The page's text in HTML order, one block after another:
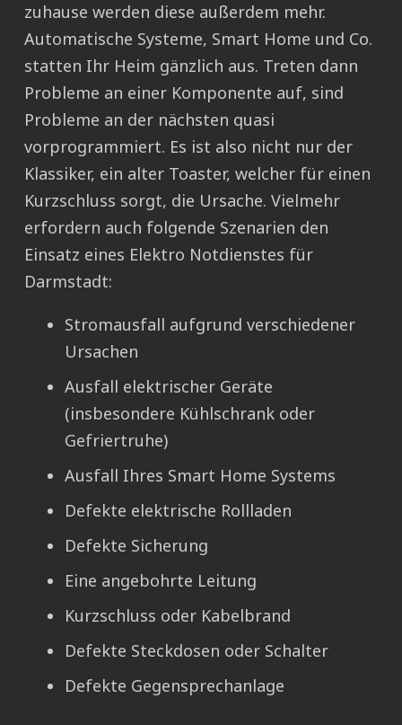
zuhause werden diese außerdem mehr.
Automatische Systeme, Smart Home und Co.
statten Ihr Heim gänzlich aus. Treten dann
Probleme an einer Komponente auf, sind
Probleme an der nächsten quasi
vorprogrammiert. Es ist also nicht nur der
Klassiker, ein alter Toaster, welcher für einen
Kurzschluss sorgt, die Ursache. Vielmehr
erfordern auch folgende Szenarien den
Einsatz eines Elektro Notdienstes für
Darmstadt:
Stromausfall aufgrund verschiedener
Ursachen
Ausfall elektrischer Geräte
(insbesondere Kühlschrank oder
Gefriertruhe)
Ausfall Ihres Smart Home Systems
Defekte elektrische Rollladen
Defekte Sicherung
Eine angebohrte Leitung
Kurzschluss oder Kabelbrand
Defekte Steckdosen oder Schalter
Defekte Gegensprechanlage